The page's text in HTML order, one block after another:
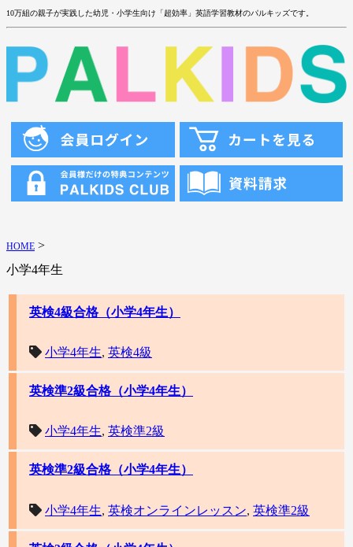
10万組の親子が実践した幼児・小学生向け「超効率」英語学習教材のパルキッズです。
HOME >
小学4年生
英検4級合格（小学4年生）
小学4年生, 英検4級
英検準2級合格（小学4年生）
小学4年生, 英検準2級
英検準2級合格（小学4年生）
小学4年生, 英検オンラインレッスン, 英検準2級